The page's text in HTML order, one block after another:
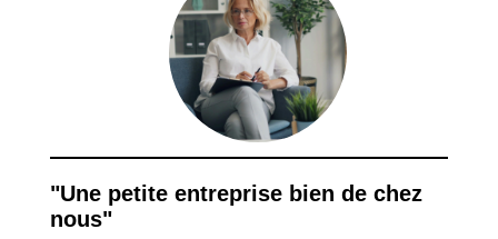
"Une petite entreprise bien de chez
nous"